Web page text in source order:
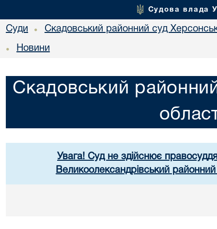
Судова влада
Суди • Скадовський районний суд
• Новини
Скадовський
Увага! Суд не здійснює
Великоолександрівський